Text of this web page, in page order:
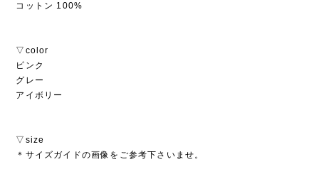
コットン 100%
▽color
ピンク
グレー
アイボリー
▽size
＊サイズガイドの画像をご参考下さいませ。